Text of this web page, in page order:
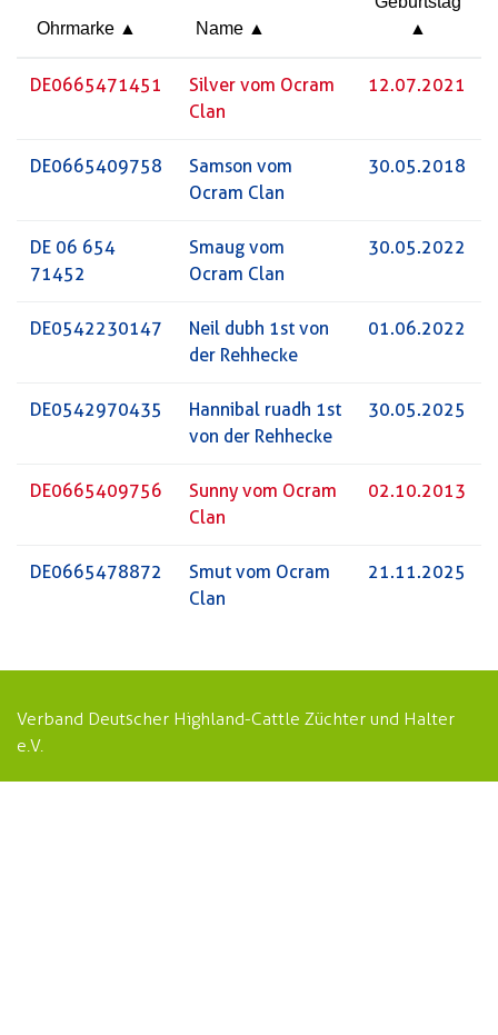
Ohrmarke Name
DE0665471451
Silver vom Ocram
Clan
12.07.2021
DE0665409758
Samson vom
Ocram Clan
30.05.2018
DE 06 654
71452
Smaug vom
Ocram Clan
30.05.2022
DE0542230147
Neil dubh 1st von
der Rehhecke
01.06.2022
DE0542970435
Hannibal ruadh 1st
von der Rehhecke
30.05.2025
DE0665409756
Sunny vom Ocram
Clan
02.10.2013
DE0665478872
Smut vom Ocram
Clan
21.11.2025
Verband Deutscher Highland-Cattle Züchter und Halter
e.V.